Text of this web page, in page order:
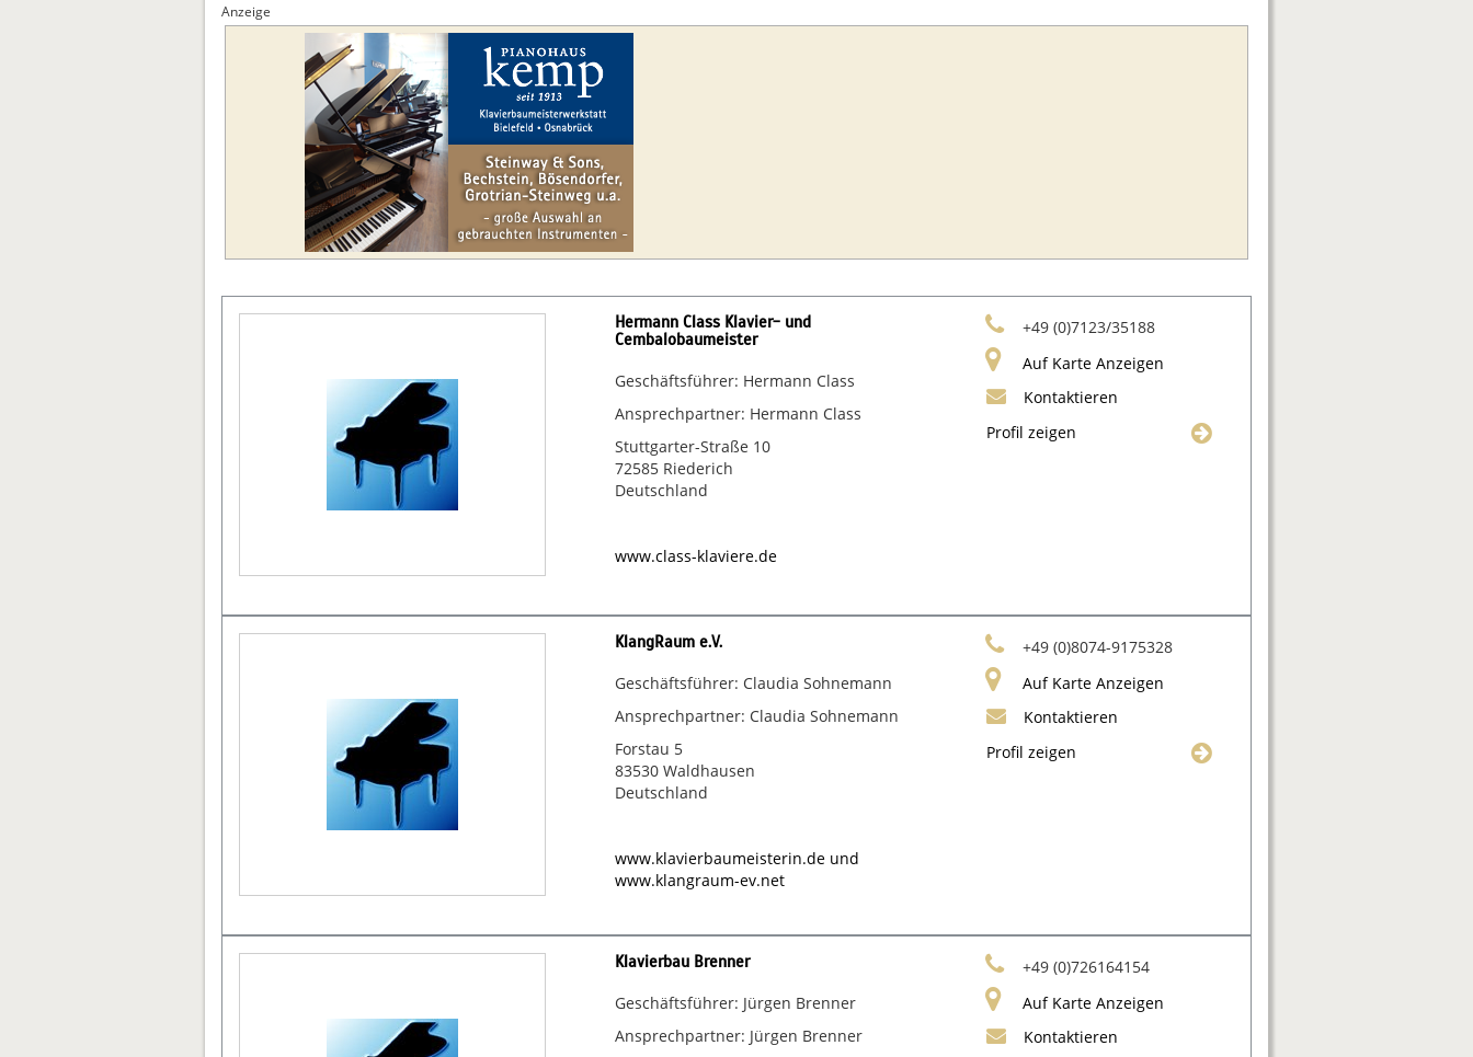
Anzeige
Hermann Class Klavier- und
Cembalobaumeister
Geschäftsführer: Hermann Class
Ansprechpartner: Hermann Class
Stuttgarter-Straße 10
72585 Riederich
Deutschland
www.class-klaviere.de
+49 (0)7123/35188
Auf Karte Anzeigen
Kontaktieren
Profil zeigen
KlangRaum e.V.
Geschäftsführer: Claudia Sohnemann
Ansprechpartner: Claudia Sohnemann
Forstau 5
83530 Waldhausen
Deutschland
www.klavierbaumeisterin.de und
www.klangraum-ev.net
+49 (0)8074-9175328
Auf Karte Anzeigen
Kontaktieren
Profil zeigen
Klavierbau Brenner
Geschäftsführer: Jürgen Brenner
Ansprechpartner: Jürgen Brenner
+49 (0)726164154
Auf Karte Anzeigen
Kontaktieren